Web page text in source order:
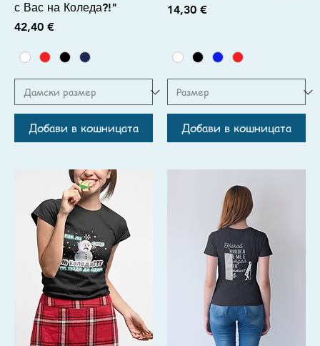
с Вас на Коледа?!"
Цена
42,40 €
Добави в кошницата
Цена
14,30 €
Добави в кошницата